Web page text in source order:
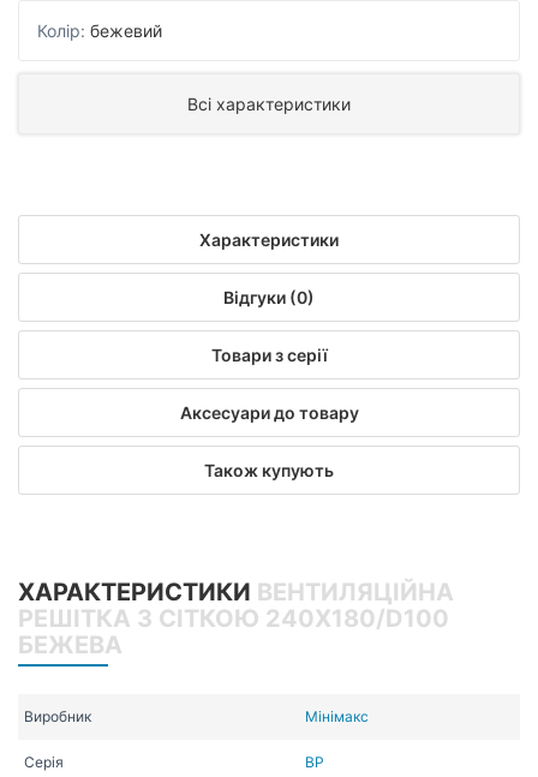
Колір: бежевий
Всі характеристики
Характеристики
Відгуки (0)
Товари з серії
Аксесуари до товару
Також купують
ХАРАКТЕРИСТИКИ ВЕНТИЛЯЦІЙНА
РЕШІТКА З СІТКОЮ 240X180/D100
БЕЖЕВА
Виробник Мінімакс
Серія ВР